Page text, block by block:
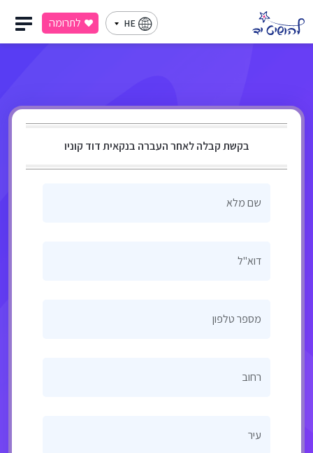
HE לתרומה
בקשת קבלה לאחר העברה בנקאית דוד קוניו
שם מלא
דוא"ל
מספר טלפון
רחוב
עיר